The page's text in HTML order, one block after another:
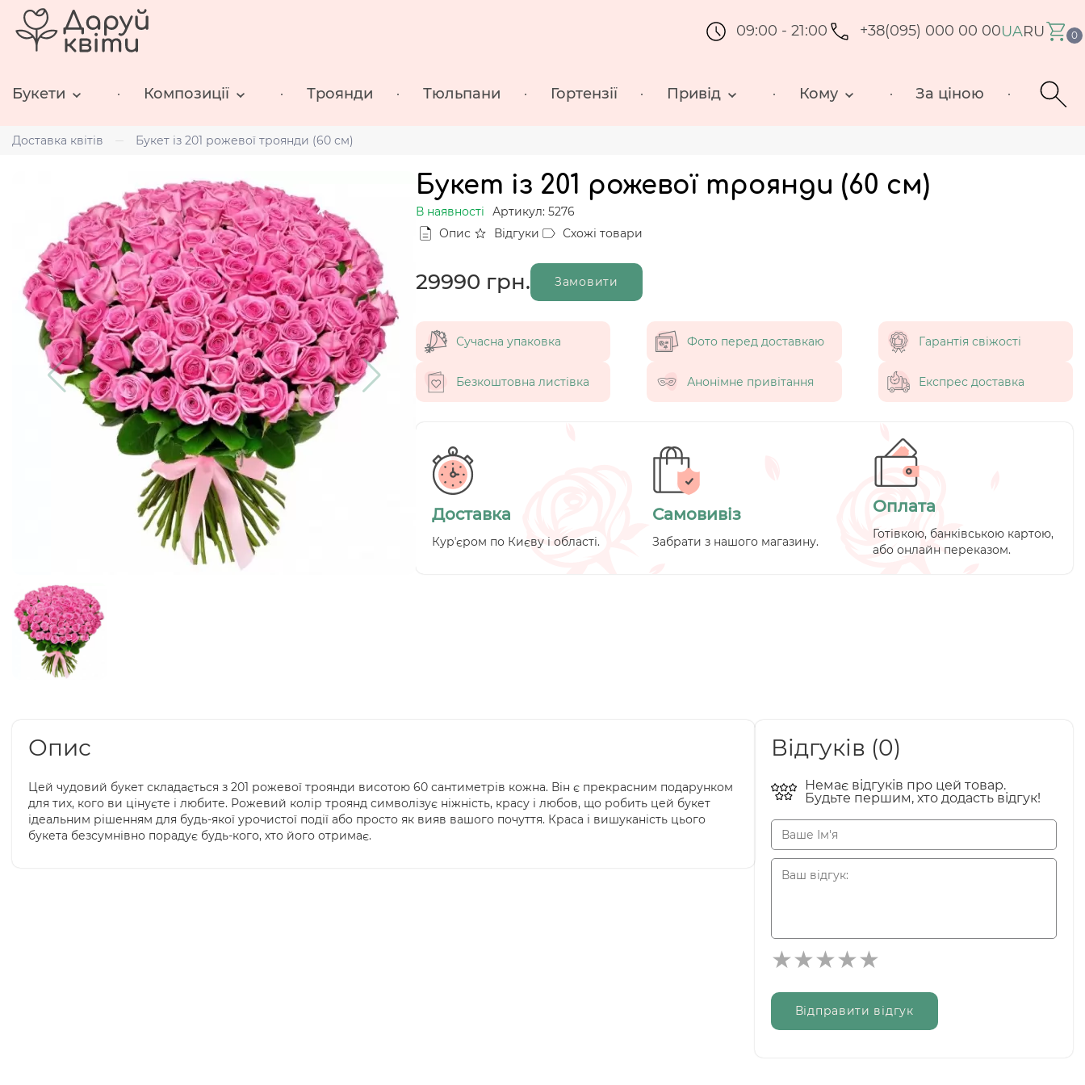
09:00 - 21:00 +38(095) 000 00 00UARU 0
Букети Композиції Троянди Тюльпани Гортензії Привід Кому За ціною
Доставка квітів Букет із 201 рожевої троянди (60 см)
Букет із 201 рожевої троянди (60 см)
В наявності
Артикул: 5276
Опис
Відгуки Схожі товари
29990 грн. Замовити
Сучасна упаковка Фото перед доставкаю Гарантія свіжості
Безкоштовна листівка Анонімне привітання Експрес доставка
Доставка
Курʼєром по Києву і області.
Самовивіз
Забрати з нашого магазину.
Оплата
Готівкою, банківською картою,
або онлайн переказом.
Опис
Цей чудовий букет складається з 201 рожевої троянди висотою 60 сантиметрів кожна. Він є прекрасним подарунком
для тих, кого ви цінуєте і любите. Рожевий колір троянд символізує ніжність, красу і любов, що робить цей букет
ідеальним рішенням для будь-якої урочистої події або просто як вияв вашого почуття. Краса і вишуканість цього
букета безсумнівно порадує будь-кого, хто його отримає.
Відгуків (0)
Немає відгуків про цей товар.
Будьте першим, хто додасть відгук!
Відправити відгук